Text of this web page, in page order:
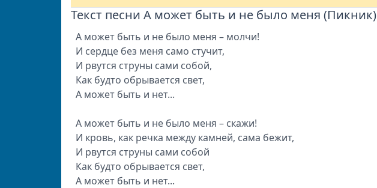
Текст песни А может быть и не было меня (Пикник)
А может быть и не было меня – молчи!
И сердце без меня само стучит,
И рвутся струны сами собой,
Как будто обрывается свет,
А может быть и нет...
А может быть и не было меня – скажи!
И кровь, как речка между камней, сама бежит,
И рвутся струны сами собой
Как будто обрывается свет,
А может быть и нет...